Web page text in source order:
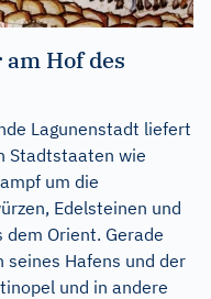
Hof des
Lagunenstadt liefert
Stadtstaaten wie
um die
Edelsteinen und
Orient. Gerade
seines Hafens und der
und in andere